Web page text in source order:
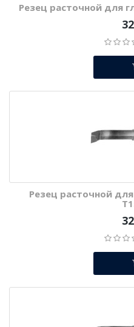
Резец расточной для
Резец расточной для